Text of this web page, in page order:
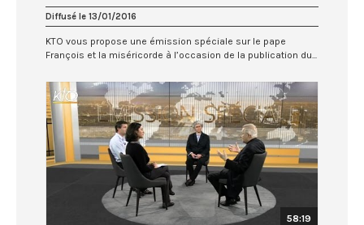
Diffusé le 13/01/2016
KTO vous propose une émission spéciale sur le pape
François et la miséricorde à l’occasion de la publication du...
58:19